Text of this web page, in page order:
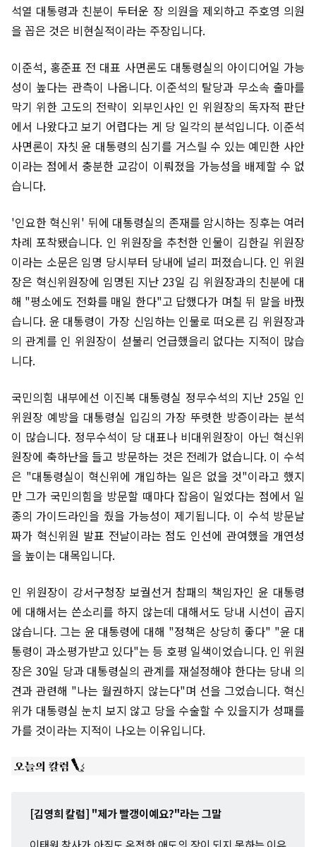
석열 대통령과 친분이 두터운 장 의원을 제외하고 주호영 의원
을 꼽은 것은 비현실적이라는 주장입니다.
이준석, 홍준표 전 대표 사면론도 대통령실의 아이디어일 가능
성이 높다는 관측이 나옵니다. 이준석의 탈당과 무소속 출마를
막기 위한 고도의 전략이 외부인사인 인 위원장의 독자적 판단
에서 나왔다고 보기 어렵다는 게 당 일각의 분석입니다. 이준석
사면론이 자칫 윤 대통령의 심기를 거스릴 수 있는 예민한 사안
이라는 점에서 충분한 교감이 이뤄졌을 가능성을 배제할 수 없
습니다.
'인요한 혁신위' 뒤에 대통령실의 존재를 암시하는 징후는 여러
차례 포착됐습니다. 인 위원장을 추천한 인물이 김한길 위원장
이라는 소문은 임명 당시부터 당내에 널리 퍼졌습니다. 인 위원
장은 혁신위원장에 임명된 지난 23일 김 위원장과의 친분에 대
해 "평소에도 전화를 매일 한다"고 답했다가 며칠 뒤 말을 바꿨
습니다. 윤 대통령이 가장 신임하는 인물로 떠오른 김 위원장과
의 관계를 인 위원장이 섣불리 언급했을리 없다는 지적이 많습
니다.
국민의힘 내부에선 이진복 대통령실 정무수석의 지난 25일 인
위원장 예방을 대통령실 입김의 가장 뚜렷한 방증이라는 분석
이 많습니다. 정무수석이 당 대표나 비대위원장이 아닌 혁신위
원장에 축하난을 들고 방문하는 것은 전례가 없습니다. 이 수석
은 "대통령실이 혁신위에 개입하는 일은 없을 것"이라고 했지
만 그가 국민의힘을 방문할 때마다 잡음이 일었다는 점에서 일
종의 가이드라인을 줬을 가능성이 제기됩니다. 이 수석 방문날
짜가 혁신위원 발표 전날이라는 점도 인선에 관여했을 개연성
을 높이는 대목입니다.
인 위원장이 강서구청장 보궐선거 참패의 책임자인 윤 대통령
에 대해서는 쓴소리를 하지 않는데 대해서도 당내 시선이 곱지
않습니다. 그는 윤 대통령에 대해 "정책은 상당히 좋다" "윤 대
통령이 과소평가받고 있다"는 등 호평 일색이었습니다. 인 위원
장은 30일 당과 대통령실의 관계를 재설정해야 한다는 당내 의
견과 관련해 "나는 월권하지 않는다"며 선을 그었습니다. 혁신
위가 대통령실 눈치 보지 않고 당을 수술할 수 있을지가 성패를
가를 것이라는 지적이 나오는 이유입니다.
[김영희 칼럼] "제가 빨갱이예요?"라는 그말